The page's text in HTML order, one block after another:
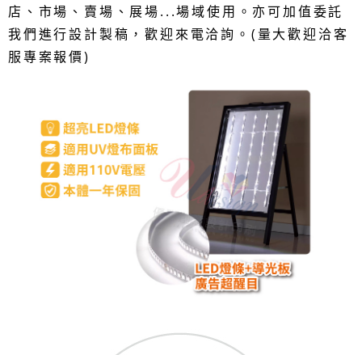
店、市場、賣場、展場...場域使用。亦可加值委託
我們進行設計製稿，歡迎來電洽詢。(量大歡迎洽客
服專案報價)